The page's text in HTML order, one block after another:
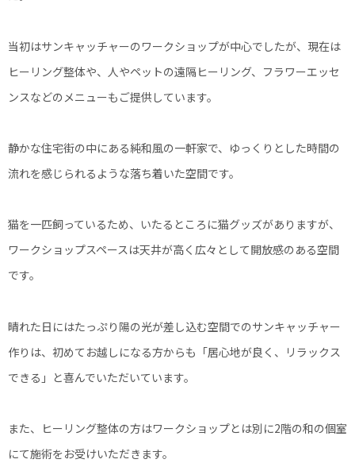
当初はサンキャッチャーのワークショップが中心でしたが、現在は
ヒーリング整体や、人やペットの遠隔ヒーリング、フラワーエッセ
ンスなどのメニューもご提供しています。
静かな住宅街の中にある純和風の一軒家で、ゆっくりとした時間の
流れを感じられるような落ち着いた空間です。
猫を一匹飼っているため、いたるところに猫グッズがありますが、
ワークショップスペースは天井が高く広々として開放感のある空間
です。
晴れた日にはたっぷり陽の光が差し込む空間でのサンキャッチャー
作りは、初めてお越しになる方からも「居心地が良く、リラックス
できる」と喜んでいただいています。
また、ヒーリング整体の方はワークショップとは別に2階の和の個室
にて施術をお受けいただきます。